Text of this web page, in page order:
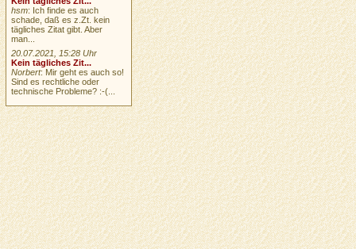
hsm: Ich finde es auch
schade, daß es z.Zt. kein
tägliches Zitat gibt. Aber
man...
20.07.2021, 15:28 Uhr
Kein tägliches Zit...
Norbert: Mir geht es auch so!
Sind es rechtliche oder
technische Probleme? :-(...